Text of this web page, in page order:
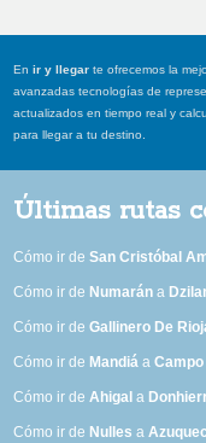
Enir y llegar te ofrecemos la
avanzadas tecnologías de
actualizados en tiempo real y
para llegar a tu destino.
Últimas rutas
Cómo ir deSan Cristóbal
Cómo ir de Numarán a
Cómo ir deGallinero De
Cómo ir de Mandiá aCampo
Cómo ir deAhigal a
Cómo ir de Nulles a